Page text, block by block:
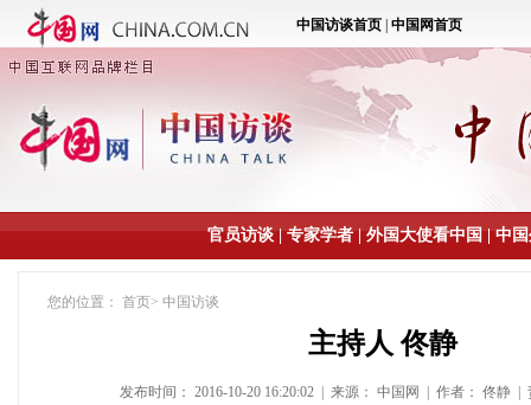
官员访谈|专家学者|外国大使看中国|中
您的位置： 首页> 中国访谈
主持人 佟静
发布时间： 2016-10-20 16:20:02| 来源： 中国网 作者： 佟静|